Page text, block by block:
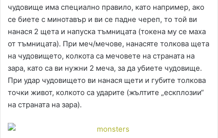
чудовище има специално правило, като например, ако
се биетe с минотавър и ви се падне череп, то той ви
нанася 2 щета и напуска тъмницата (токена му се маха
от тъмницата). При меч/мечове, нанасяте толкова щета
на чудовището, колкота са мечовете на страната на
зара, като са ви нужни 2 меча, за да убиетe чудовище.
При удар чудовището ви нанася щети и губите толкова
точки живот, колкото са ударите (жълтите „ескплозии“
на страната на зара).